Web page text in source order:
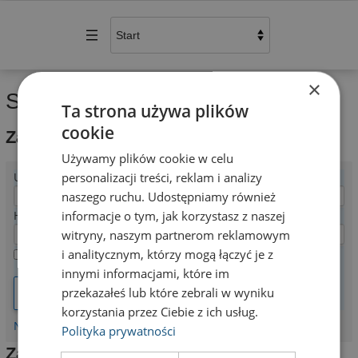
Szczegóły konta
Zaloguj się
Użytkownik lub e-mail*Wymagane
Hasło Wymagane
Zapamiętaj mnie
Zaloguj się
Nie pamiętasz hasła?
Zarejestruj się
×
Ta strona używa plików
cookie
Używamy plików cookie w celu
personalizacji treści, reklam i analizy
naszego ruchu. Udostępniamy również
informacje o tym, jak korzystasz z naszej
witryny, naszym partnerom reklamowym
i analitycznym, którzy mogą łączyć je z
innymi informacjami, które im
przekazałeś lub które zebrali w wyniku
korzystania przez Ciebie z ich usług.
Polityka prywatności